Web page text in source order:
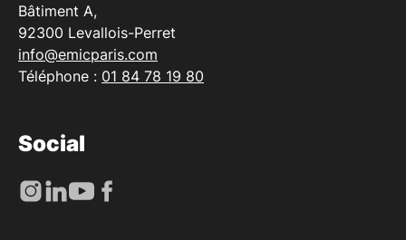
Bâtiment A,
92300 Levallois-Perret
info@emicparis.com
Téléphone : 01 84 78 19 80
Social